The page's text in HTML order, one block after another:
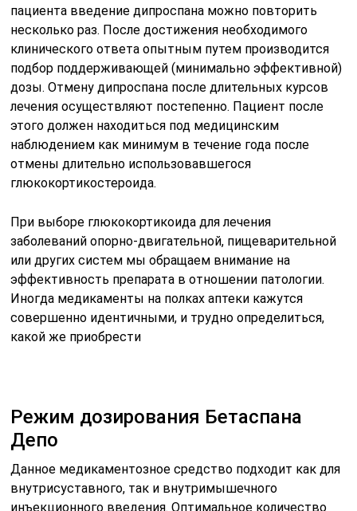
пациента введение дипроспана можно повторить
несколько раз. После достижения необходимого
клинического ответа опытным путем производится
подбор поддерживающей (минимально эффективной)
дозы. Отмену дипроспана после длительных курсов
лечения осуществляют постепенно. Пациент после
этого должен находиться под медицинским
наблюдением как минимум в течение года после
отмены длительно использовавшегося
глюкокортикостероида.
При выборе глюкокортикоида для лечения
заболеваний опорно-двигательной, пищеварительной
или других систем мы обращаем внимание на
эффективность препарата в отношении патологии.
Иногда медикаменты на полках аптеки кажутся
совершенно идентичными, и трудно определиться,
какой же приобрести
Режим дозирования Бетаспана
Депо
Данное медикаментозное средство подходит как для
внутрисуставного, так и внутримышечного
инъекционного введения. Оптимальное количество